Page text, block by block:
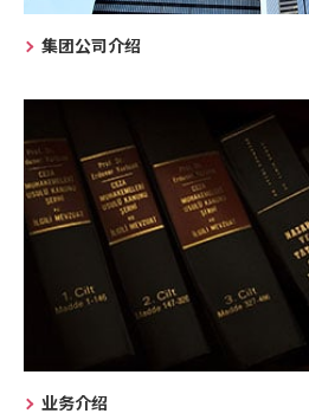
集团公司介绍
业务介绍